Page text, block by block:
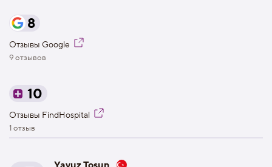
8
Отзывы Google
9 отзывов
10
Отзывы FindHospital
1 отзыв
Yavuz Tosun